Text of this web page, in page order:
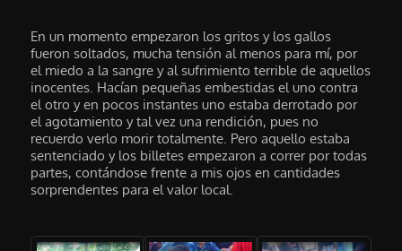
En un momento empezaron los gritos y los gallos
fueron soltados, mucha tensión al menos para mí, por
el miedo a la sangre y al sufrimiento terrible de aquellos
inocentes. Hacían pequeñas embestidas el uno contra
el otro y en pocos instantes uno estaba derrotado por
el agotamiento y tal vez una rendición, pues no
recuerdo verlo morir totalmente. Pero aquello estaba
sentenciado y los billetes empezaron a correr por todas
partes, contándose frente a mis ojos en cantidades
sorprendentes para el valor local.